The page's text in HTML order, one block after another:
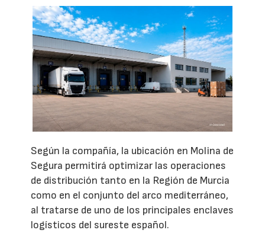
Según la compañía, la ubicación en Molina de
Segura permitirá optimizar las operaciones
de distribución tanto en la Región de Murcia
como en el conjunto del arco mediterráneo,
al tratarse de uno de los principales enclaves
logísticos del sureste español.